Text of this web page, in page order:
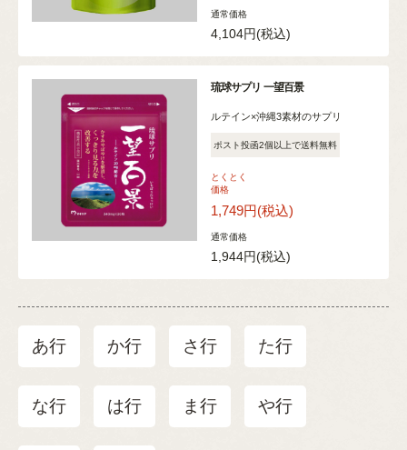
通常価格
4,104円(税込)
琉球サプリ 一望百景
ルテイン×沖縄3素材のサプリ
ポスト投函2個以上で送料無料
とくとく
価格
1,749円(税込)
通常価格
1,944円(税込)
あ行 か行 さ行 た行
な行 は行 ま行 や行